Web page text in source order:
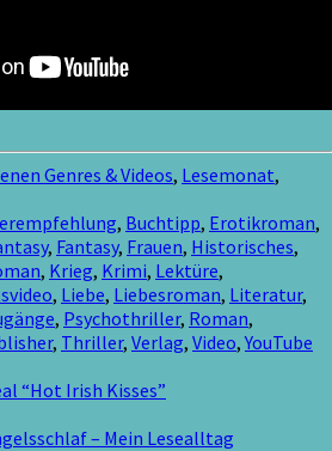
Genres & Videos, Lesemonat,
, Buchtipp, Erotikroman,
, Fantasy, Frauen, Historisches,
, Krieg, Krimi, Lektüre,
, Liebe, Liebesroman, Literatur,
, Psychothriller, Roman,
, Thriller, Verlag, Video,YouTube
“Hot Irish Kisses”
– Mein Lesealltag